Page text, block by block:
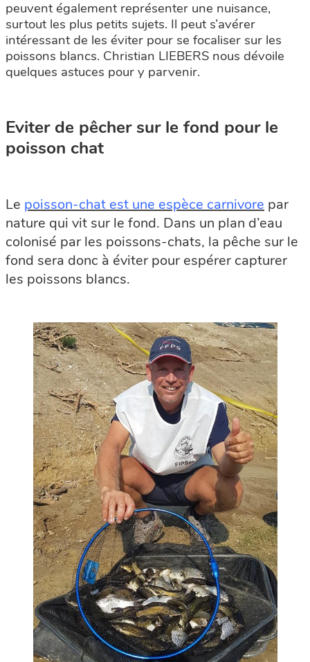
peuvent également représenter une nuisance,
surtout les plus petits sujets. Il peut s’avérer
intéressant de les éviter pour se focaliser sur les
poissons blancs. Christian LIEBERS nous dévoile
quelques astuces pour y parvenir.
Eviter de pêcher sur le fond pour le
poisson chat
Le poisson-chat est une espèce carnivore par
nature qui vit sur le fond. Dans un plan d’eau
colonisé par les poissons-chats, la pêche sur le
fond sera donc à éviter pour espérer capturer
les poissons blancs.